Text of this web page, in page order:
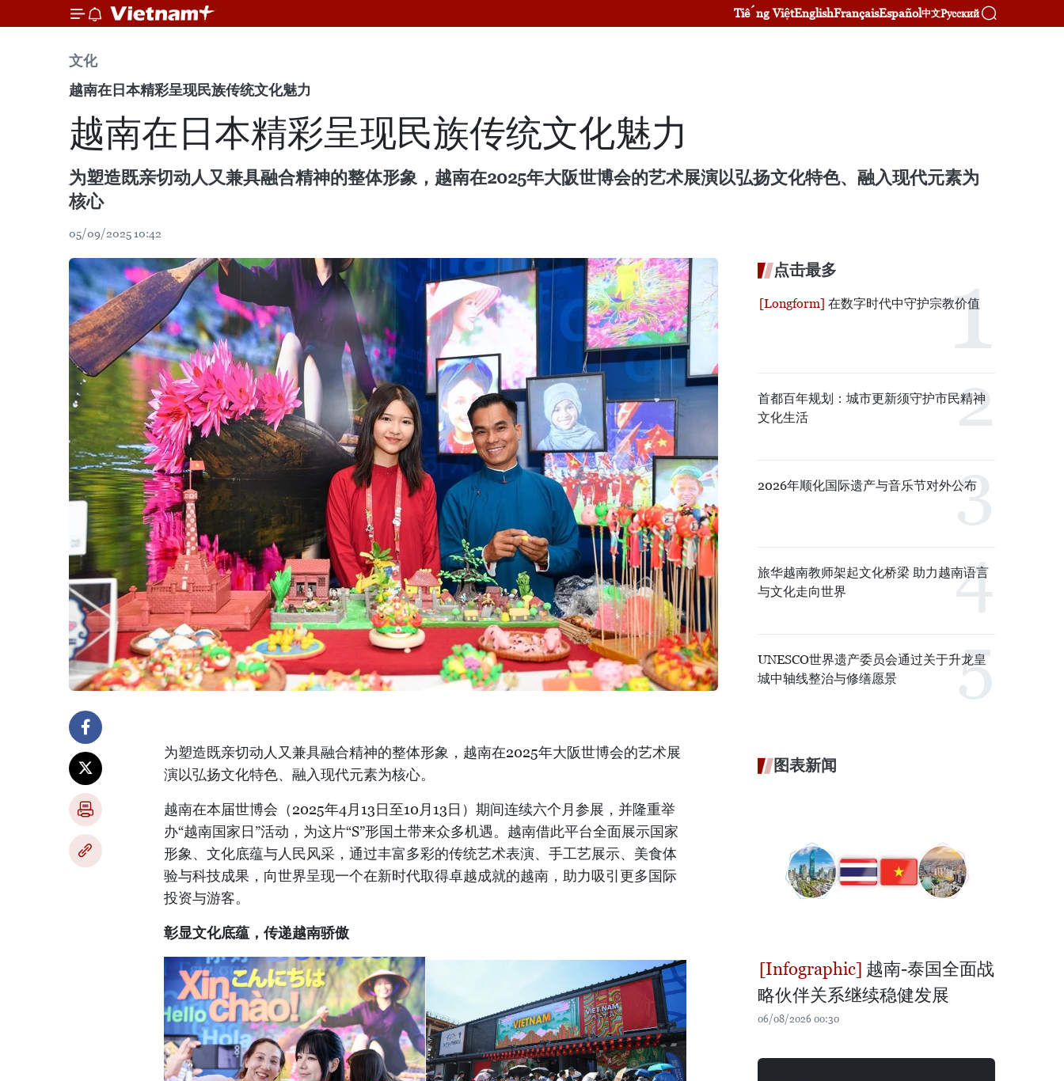
Tiếng ViệtEnglishFrançaisEspañol中文Русский
文化
越南在日本精彩呈现民族传统文化魅力
越南在日本精彩呈现民族传统文化魅力
为塑造既亲切动人又兼具融合精神的整体形象，越南在2025年大阪世博会的艺术展演以弘扬文化特色、融入现代元素为
核心
05/09/2025 10:42
为塑造既亲切动人又兼具融合精神的整体形象，越南在2025年大阪世博会的艺术展
演以弘扬文化特色、融入现代元素为核心。
​越南在本届世博会（2025年4月13日至10月13日）期间连续六个月参展，并隆重举
办“越南国家日”活动，为这片“S”形国土带来众多机遇。越南借此平台全面展示国家
形象、文化底蕴与人民风采，通过丰富多彩的传统艺术表演、手工艺展示、美食体
验与科技成果，向世界呈现一个在新时代取得卓越成就的越南，助力吸引更多国际
投资与游客。
彰显文化底蕴，传递越南骄傲
点击最多
在数字时代中守护宗教价值
首都百年规划：城市更新须守护市民精神
文化生活
2026年顺化国际遗产与音乐节对外公布
旅华越南教师架起文化桥梁 助力越南语言
与文化走向世界
UNESCO世界遗产委员会通过关于升龙皇
城中轴线整治与修缮愿景
图表新闻
越南-泰国全面战
略伙伴关系继续稳健发展
06/08/2026 00:30